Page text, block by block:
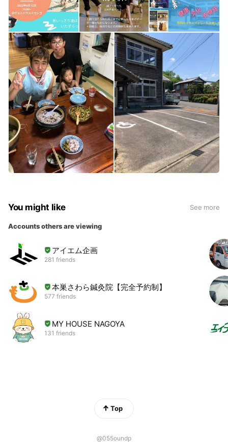
You might like See more
Accounts others are viewing
アイエム企画
281 friends
本巣さわら鍼灸院【完全予約制】
577 friends
MY HOUSE NAGOYA
131 friends
Top
@055oundp